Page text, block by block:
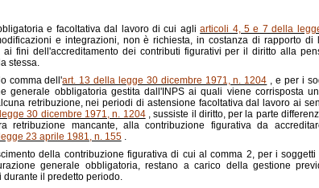
e facoltativa dal lavoro di cui agliarticoli 4, 5 e 7 della
e integrazioni, non è richiesta, in costanza di rapporto di
ai fini dell'accreditamento dei contributi figurativi per il diritto alla
stessa.
comma dell'art. 13 della legge 30 dicembre 1971, n. 1204 , e per i
generale obbligatoria gestita dall'INPS ai quali viene corrisposta
retribuzione, nei periodi di astensione facoltativa dal lavoro ai
30 dicembre 1971, n. 1204, sussiste il diritto, per la parte
retribuzione mancante, alla contribuzione figurativa da
23 aprile 1981, n. 155.
della contribuzione figurativa di cui al comma 2, per i soggetti
generale obbligatoria, restano a carico della gestione
il predetto periodo.